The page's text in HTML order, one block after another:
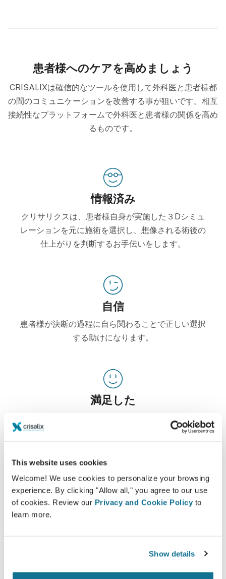
This website uses cookies
Welcome! We use cookies to personalize your browsing
experience. By clicking "Allow all," you agree to our use
of cookies. Review our Privacy and Cookie Policy to
learn more.
Show details
患者様へのケアを高めましょう
CRISALIXは確信的なツールを使用して外科医と患者様都
の間のコミュニケーションを改善する事が狙いです。相互
接続性なプラットフォームで外科医と患者様の関係を高め
るものです。
情報済み
クリサリクスは、患者様自身が実施した３Dシミュ
レーションを元に施術を選択し、想像される術後の
仕上がりを判断するお手伝いをします。
自信
患者様が決断の過程に自ら関わることで正しい選択
する助けになります。
満足した
100% の女性が、事前にクリサリクス３Dシミュレ
ーションを確認後に受けた自身の手術に満足または
*オンラインで行われた5月2010年と9月2011年の間に豊胸の手術
を受けた患者様のスイスの調査。